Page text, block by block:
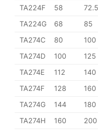
TA224F
58 72.5
TA224G
68 85
TA274C
80 100
TA274D
100 125
TA274E
112 140
TA274F
128 160
TA274G
144 180
TA274H
160 200